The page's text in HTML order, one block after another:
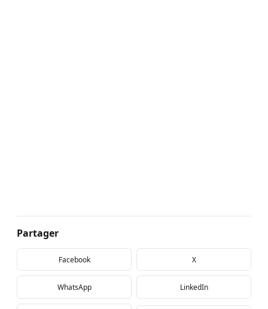
Partager
Facebook X
WhatsApp LinkedIn